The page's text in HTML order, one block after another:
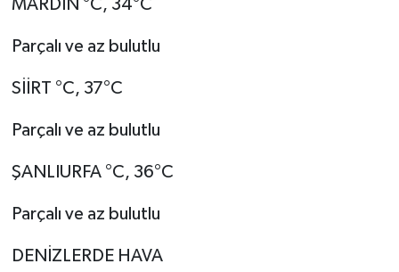
MARDİN °C, 34°C
Parçalı ve az bulutlu
SİİRT °C, 37°C
Parçalı ve az bulutlu
ŞANLIURFA °C, 36°C
Parçalı ve az bulutlu
DENİZLERDE HAVA